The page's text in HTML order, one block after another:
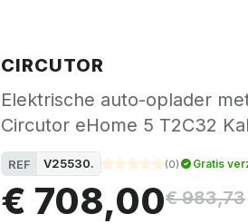
CIRCUTOR
Elektrische auto-oplader
Circutor eHome 5 T2C32
REF V25530. (0) Gratis
€ 708,00€ 983,73